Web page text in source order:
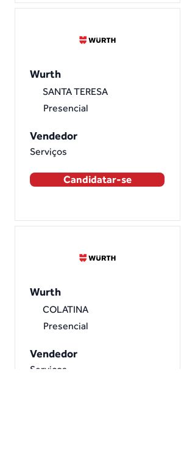
Wurth
SANTA TERESA
Presencial
Vendedor
Serviços
Candidatar-se
Wurth
COLATINA
Presencial
Vendedor
Serviços